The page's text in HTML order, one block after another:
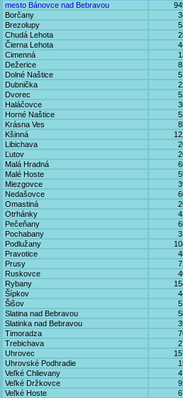
mesto Bánovce nad Bebravou
Borčany
Brezolupy
Chudá Lehota
Čierna Lehota
Cimenná
Dežerice
Dolné Naštice
Dubnička
Dvorec
Haláčovce
Horné Naštice
Krásna Ves
Kšinná
Libichava
Ľutov
Malá Hradná
Malé Hoste
Miezgovce
Nedašovce
Omastiná
Otrhánky
Pečeňany
Pochabany
Podlužany
Pravotice
Prusy
Ruskovce
Rybany
Šípkov
Šišov
Slatina nad Bebravou
Slatinka nad Bebravou
Timoradza
Trebichava
Uhrovec
Uhrovské Podhradie
Veľké Chlievany
Veľké Držkovce
Veľké Hoste